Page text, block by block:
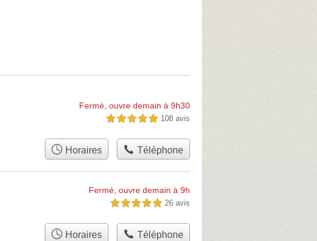
Fermé, ouvre demain à 9h30
5,0 étoiles sur 5 108 avis
Horaires Téléphone
Fermé, ouvre demain à 9h
5,0 étoiles sur 5 26 avis
Horaires Téléphone